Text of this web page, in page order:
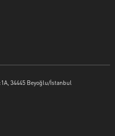
34445 Beyoğlu/İstanbul